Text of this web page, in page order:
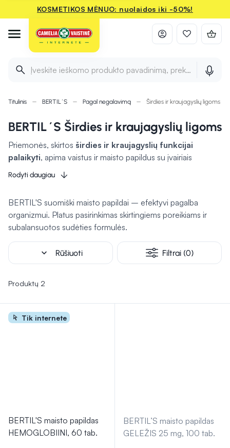
KOSMETIKOS MĖNUO: nuolaidos iki -50%!
Įveskite ieškomo produkto pavadinimą, prekės ženklą ir
Titulinis BERTIL´S Pagal negalavimą Širdies ir kraujagyslių ligoms
BERTIL´S Širdies ir kraujagyslių ligoms
Priemonės, skirtos širdies ir kraujagyslių funkcijai
palaikyti, apima vaistus ir maisto papildus su įvairiais
naudingais ingredientais. Čia rasite produktų, kurių sudėtyje
gali būti
Omega-3 riebalų rūgščių
funkcionavimui. Tokios priemonės gali padėti palaikyti
normalų kraujospūdį, kraujagyslių elastingumą ir širdies
ritmą. Taip pat rasite papildų, praturtintų antioksidantais,
kurie gali padėti apsaugoti kraujagysles nuo oksidacinės
pažaidos. Produktai tinka įvairaus amžiaus žmonėms,
Rodyti daugiau
BERTIL'S suomiški maisto papildai – efektyvi pagalba
organizmui. Platus pasirinkimas skirtingiems poreikiams ir
subalansuotos sudėties formulės.
expand_more Rūšiuoti Filtrai (0)
Produktų 2
Tik internete
BERTIL'S maisto papildas
HEMOGLOBIINI, 60 tab.
BERTIL’S maisto papildas
GELEŽIS 25 mg, 100 tab.